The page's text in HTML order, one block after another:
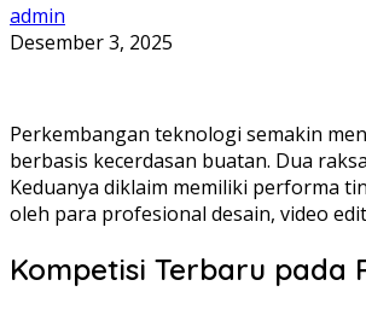
admin
Desember 3, 2025
Perkembangan teknologi semakin
berbasis kecerdasan buatan. Dua
Keduanya diklaim memiliki performa
oleh para profesional desain, video
Kompetisi Terbaru pada